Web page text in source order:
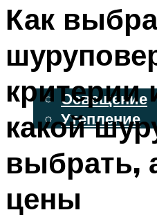
ФАСАДНЫЙ
ОСВЕЩЕНИЕ И
Освещение
Утепление
МЕНЮ
Как
критерии
какой
выбрать,
цены